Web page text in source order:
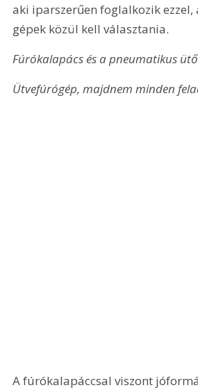
aki iparszerűen foglalkozik ezzel,
gépek közül kell választania.
Fúrókalapács és a pneumatikus
Ütvefúrógép, majdnem minden
A fúrókalapáccsal viszont